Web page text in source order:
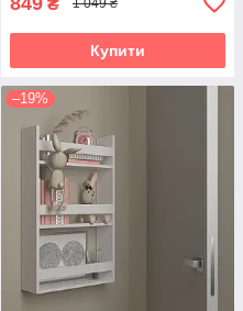
1 049 ₴
Купити
–19%